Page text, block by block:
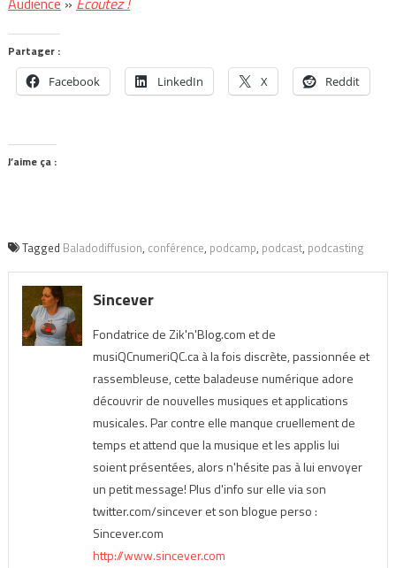
Partager :
Facebook LinkedIn X Reddit
J’aime ça :
Tagged Baladodiffusion, conférence, podcamp, podcast, podcasting
Sincever
Fondatrice de Zik'n'Blog.com et de
musiQCnumeriQC.ca à la fois discrète, passionnée et
rassembleuse, cette baladeuse numérique adore
découvrir de nouvelles musiques et applications
musicales. Par contre elle manque cruellement de
temps et attend que la musique et les applis lui
soient présentées, alors n'hésite pas à lui envoyer
un petit message! Plus d'info sur elle via son
twitter.com/sincever et son blogue perso :
Sincever.com
http://www.sincever.com